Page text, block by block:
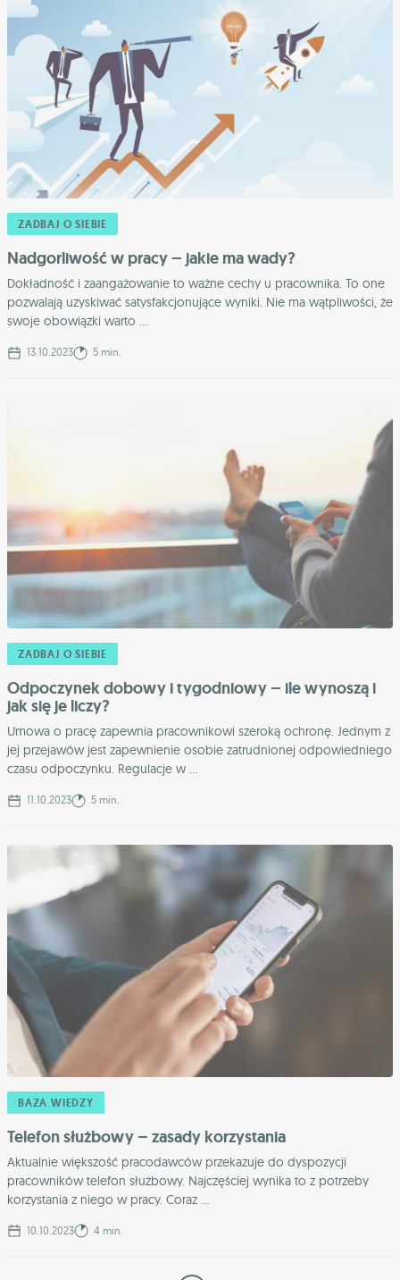
ZADBAJ O SIEBIE
Nadgorliwość w pracy – jakie ma wady?
Dokładność i zaangażowanie to ważne cechy u pracownika. To one
pozwalają uzyskiwać satysfakcjonujące wyniki. Nie ma wątpliwości, że
swoje obowiązki warto ...
13.10.2023 5 min.
ZADBAJ O SIEBIE
Odpoczynek dobowy i tygodniowy – ile wynoszą i
jak się je liczy?
Umowa o pracę zapewnia pracownikowi szeroką ochronę. Jednym z
jej przejawów jest zapewnienie osobie zatrudnionej odpowiedniego
czasu odpoczynku. Regulacje w ...
11.10.2023 5 min.
BAZA WIEDZY
Telefon służbowy – zasady korzystania
Aktualnie większość pracodawców przekazuje do dyspozycji
pracowników telefon służbowy. Najczęściej wynika to z potrzeby
korzystania z niego w pracy. Coraz ...
10.10.2023 4 min.